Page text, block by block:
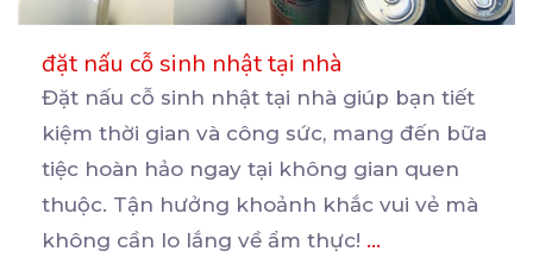
đặt nấu cỗ sinh nhật tại nhà
Đặt nấu cỗ sinh nhật tại nhà giúp bạn tiết
kiệm thời gian và công sức, mang đến bữa
tiệc hoàn hảo ngay tại không gian quen
thuộc. Tận hưởng khoảnh khắc vui vẻ mà
không cần lo lắng về ẩm thực! ...